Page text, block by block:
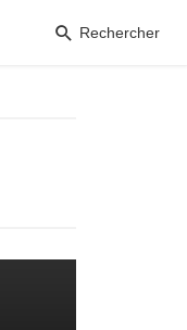
Rechercher